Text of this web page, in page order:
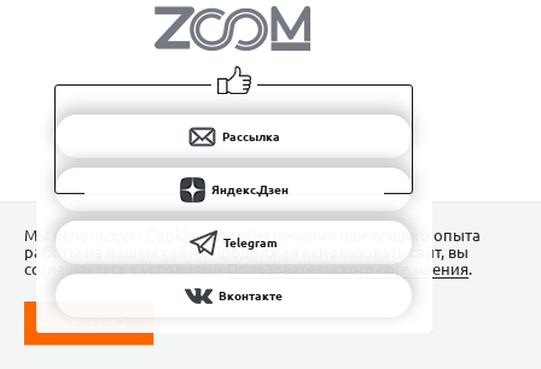
Рассылка
Яндекс.Дзен
Telegram
Вконтакте
Мы используем Сookies для обеспечения наилучшего опыта
работы на нашем сайте. Продолжая использовать сайт, вы
соглашаетесь с условиямиПользовательского соглашения.
ПОНЯТНО